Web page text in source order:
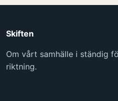
Skiften
Om vårt samhälle i ständig
riktning.